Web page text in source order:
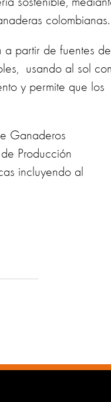
a partir de fuentes de
usando al sol
y permite que los
Ganaderos
Producción
incluyendo al